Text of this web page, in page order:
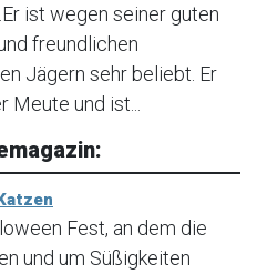
ist wegen seiner guten
freundlichen
Jägern sehr beliebt. Er
und ist...
Fest, an dem die
und um Süßigkeiten